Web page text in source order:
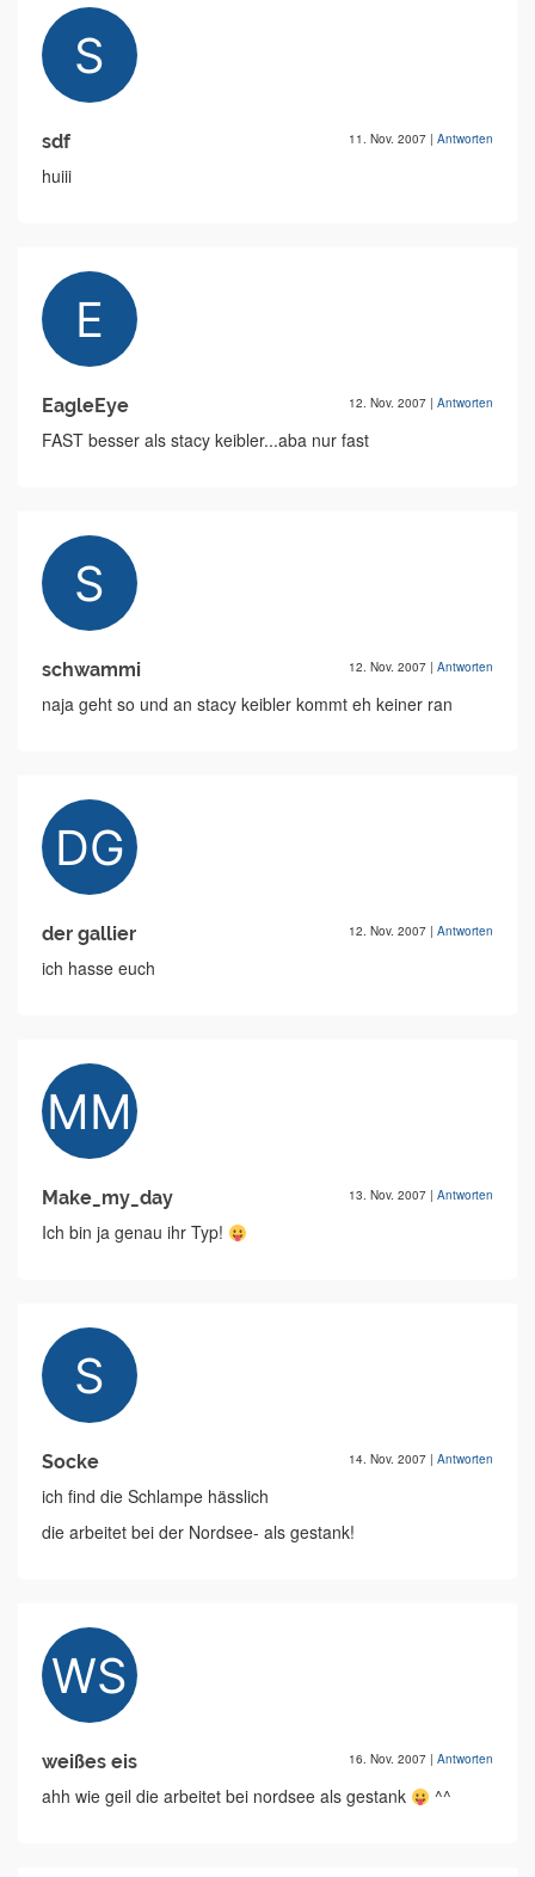
sdf 11. Nov. 2007 | Antworten
huiii
EagleEye 12. Nov. 2007 | Antworten
FAST besser als stacy keibler...aba nur fast
schwammi 12. Nov. 2007 | Antworten
naja geht so und an stacy keibler kommt eh keiner ran
der gallier 12. Nov. 2007 | Antworten
ich hasse euch
Make_my_day 13. Nov. 2007 | Antworten
Ich bin ja genau ihr Typ!
Socke 14. Nov. 2007 | Antworten
ich find die Schlampe hässlich
die arbeitet bei der Nordsee- als gestank!
weißes eis 16. Nov. 2007 | Antworten
ahh wie geil die arbeitet bei nordsee als gestank ^^